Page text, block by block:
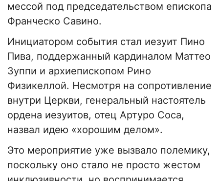
мессой под председательством епископа
Франческо Савино.
Инициатором события стал иезуит Пино
Пива, поддержанный кардиналом Маттео
Зуппи и архиепископом Рино
Физикеллой. Несмотря на сопротивление
внутри Церкви, генеральный настоятель
ордена иезуитов, отец Артуро Соса,
назвал идею «хорошим делом».
Это мероприятие уже вызвало полемику,
поскольку оно стало не просто жестом